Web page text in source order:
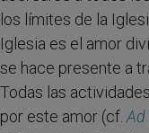
los límites de la
Iglesia es el amor
se hace presente a
Todas las
por este amor (cf. Ad